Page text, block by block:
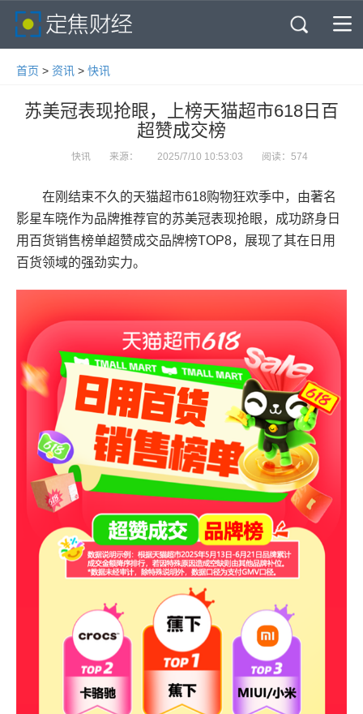
首页 快讯
商业 公司
首页 > 资讯 > 快讯
苏美冠表现抢眼，上榜天猫超市618日百
超赞成交榜
快讯 来源： 2025/7/10 10:53:03 阅读：574
在刚结束不久的天猫超市618购物狂欢季中，由著名
影星车晓作为品牌推荐官的苏美冠表现抢眼，成功跻身日
用百货销售榜单超赞成交品牌榜TOP8，展现了其在日用
百货领域的强劲实力。